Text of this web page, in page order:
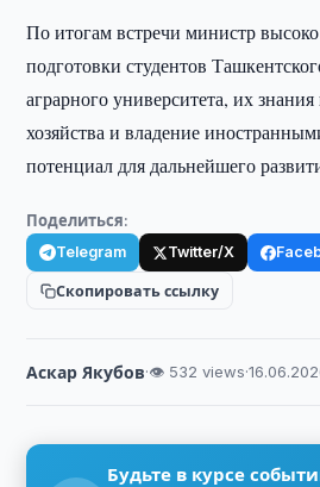
По итогам встречи министр
подготовки студентов
аграрного университета, их знания
хозяйства и владение
потенциал для дальнейшего
Поделиться:
Telegram Twitter/X
Скопировать ссылку
Аскар Якубов·👁 532 views·
Будьте в курсе